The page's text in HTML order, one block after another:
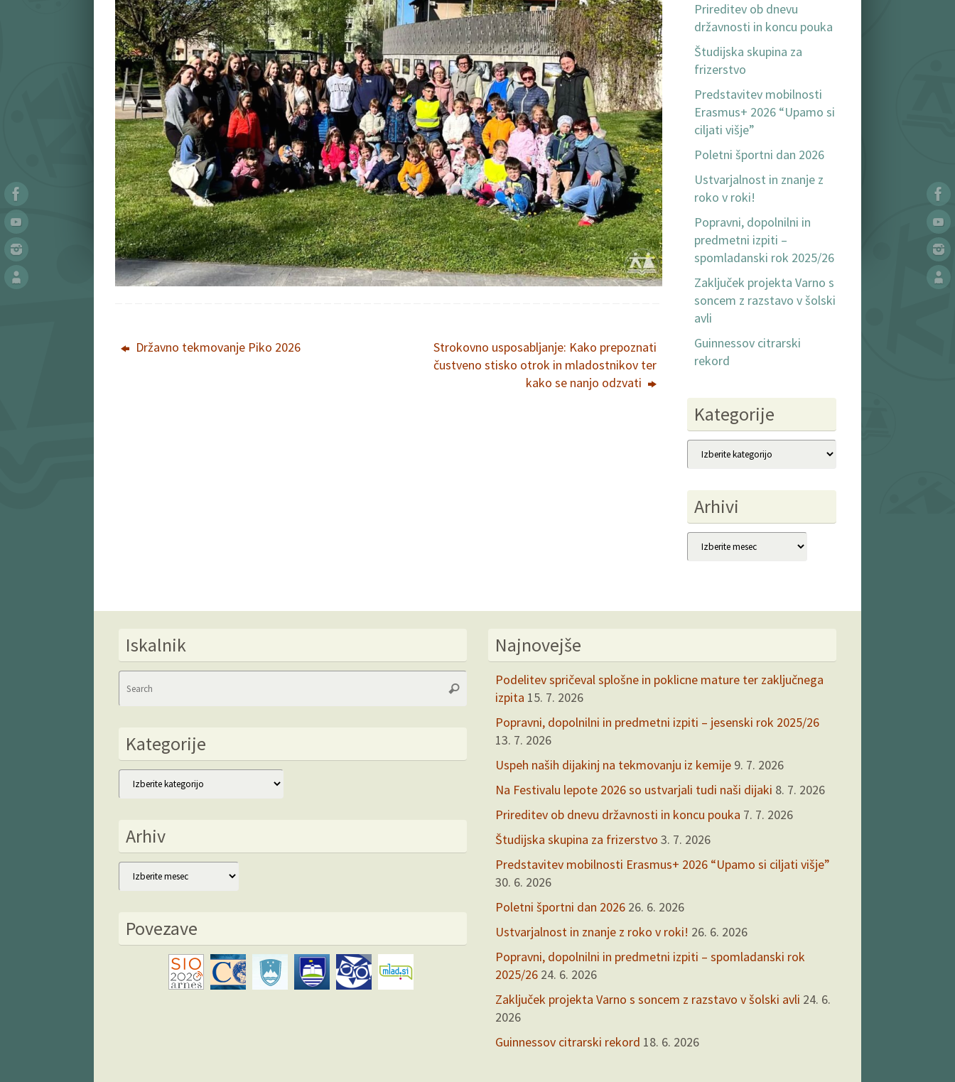
Državno tekmovanje Piko 2026
Strokovno usposabljanje: Kako prepoznati
čustveno stisko otrok in mladostnikov ter
kako se nanjo odzvati
Prireditev ob dnevu
državnosti in koncu pouka
Študijska skupina za
frizerstvo
Predstavitev mobilnosti
Erasmus+ 2026 “Upamo si
ciljati višje”
Poletni športni dan 2026
Ustvarjalnost in znanje z
roko v roki!
Popravni, dopolnilni in
predmetni izpiti –
spomladanski rok 2025/26
Zaključek projekta Varno s
soncem z razstavo v šolski
avli
Guinnessov citrarski
rekord
Kategorije
Kategorije
Arhivi
Arhivi
Iskalnik
Search
Search
Kategorije
Kategorije
Arhiv
Arhiv
Povezave
Najnovejše
Podelitev spričeval splošne in poklicne mature ter zaključnega
izpita 15. 7. 2026
Popravni, dopolnilni in predmetni izpiti – jesenski rok 2025/26
13. 7. 2026
Uspeh naših dijakinj na tekmovanju iz kemije 9. 7. 2026
Na Festivalu lepote 2026 so ustvarjali tudi naši dijaki 8. 7. 2026
Prireditev ob dnevu državnosti in koncu pouka 7. 7. 2026
Študijska skupina za frizerstvo 3. 7. 2026
Predstavitev mobilnosti Erasmus+ 2026 “Upamo si ciljati višje”
30. 6. 2026
Poletni športni dan 2026 26. 6. 2026
Ustvarjalnost in znanje z roko v roki! 26. 6. 2026
Popravni, dopolnilni in predmetni izpiti – spomladanski rok
2025/26 24. 6. 2026
Zaključek projekta Varno s soncem z razstavo v šolski avli 24. 6.
2026
Guinnessov citrarski rekord 18. 6. 2026